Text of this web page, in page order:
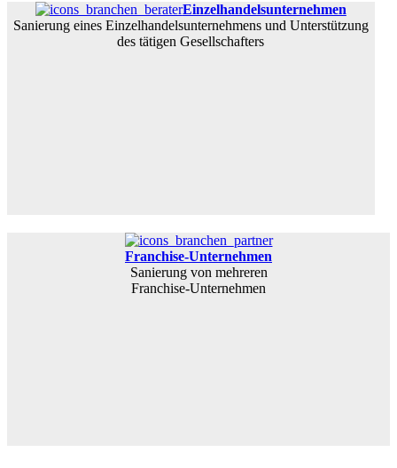
Einzelhandelsunternehmen
Sanierung eines Einzelhandelsunternehmens und Unterstützung
des tätigen Gesellschafters
Franchise-Unternehmen
Sanierung von mehreren
Franchise-Unternehmen